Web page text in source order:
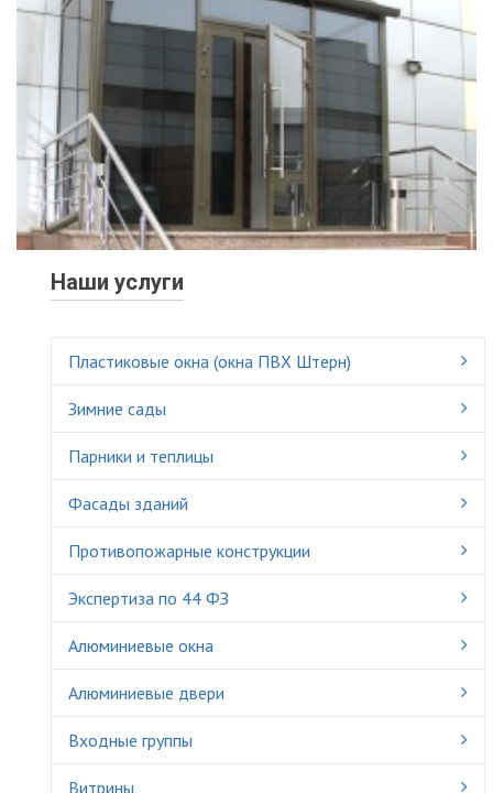
Наши услуги
Пластиковые окна (окна ПВХ Штерн)
Зимние сады
Парники и теплицы
Фасады зданий
Противопожарные конструкции
Экспертиза по 44 ФЗ
Алюминиевые окна
Алюминиевые двери
Входные группы
Витрины